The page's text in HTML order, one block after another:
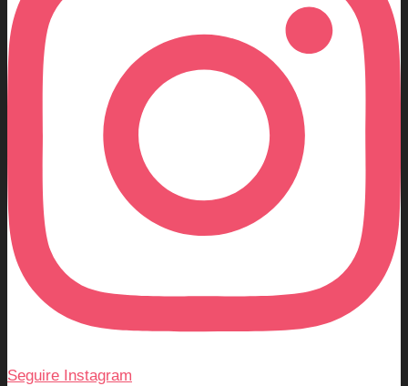
Seguire Instagram